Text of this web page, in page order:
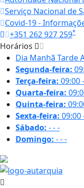
Serviço Nacional de
Covid-19 -
+351 262 927 259*
Horários
Dia Manhã Tarde
Segunda-feira:
Terça-feira: 09:00
Quarta-feira:
Quinta-feira:
Sexta-feira: 09:00
Sábado: ---
Domingo: ---